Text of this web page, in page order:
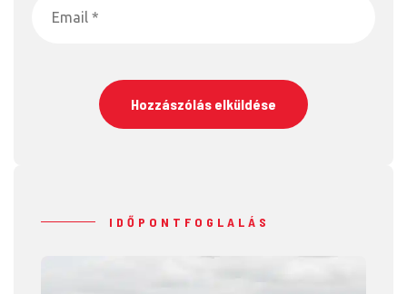
IDŐPONTFOGLALÁS